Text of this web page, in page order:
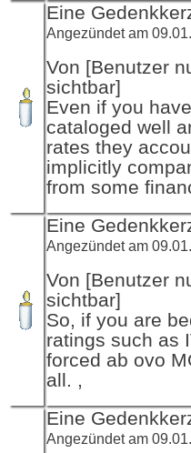
Eine
Angezündet am
Von [Benutzer
sichtbar]
Even if you
cataloged well
rates they
implicitly
from some
Eine
Angezündet am
Von [Benutzer
sichtbar]
So, if you are
ratings such as
forced ab ovo
all. ,
Eine
Angezündet am